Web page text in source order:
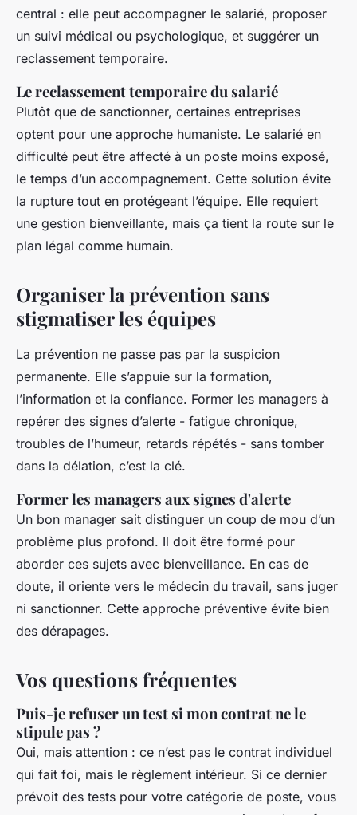
central : elle peut accompagner le salarié, proposer
un suivi médical ou psychologique, et suggérer un
reclassement temporaire.
Le reclassement temporaire du salarié
Plutôt que de sanctionner, certaines entreprises
optent pour une approche humaniste. Le salarié en
difficulté peut être affecté à un poste moins exposé,
le temps d’un accompagnement. Cette solution évite
la rupture tout en protégeant l’équipe. Elle requiert
une gestion bienveillante, mais ça tient la route sur le
plan légal comme humain.
Organiser la prévention sans
stigmatiser les équipes
La prévention ne passe pas par la suspicion
permanente. Elle s’appuie sur la formation,
l’information et la confiance. Former les managers à
repérer des signes d’alerte - fatigue chronique,
troubles de l’humeur, retards répétés - sans tomber
dans la délation, c’est la clé.
Former les managers aux signes d'alerte
Un bon manager sait distinguer un coup de mou d’un
problème plus profond. Il doit être formé pour
aborder ces sujets avec bienveillance. En cas de
doute, il oriente vers le médecin du travail, sans juger
ni sanctionner. Cette approche préventive évite bien
des dérapages.
Vos questions fréquentes
Puis-je refuser un test si mon contrat ne le
stipule pas ?
Oui, mais attention : ce n’est pas le contrat individuel
qui fait foi, mais le règlement intérieur. Si ce dernier
prévoit des tests pour votre catégorie de poste, vous